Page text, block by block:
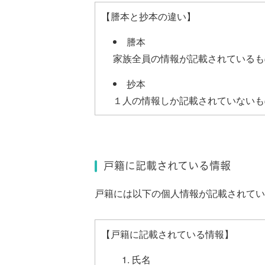
【謄本と抄本の違い】
謄本
家族全員の情報が記載されている
抄本
１人の情報しか記載されていない
戸籍に記載されている情報
戸籍には以下の個人情報が記載されてい
【戸籍に記載されている情報】
氏名